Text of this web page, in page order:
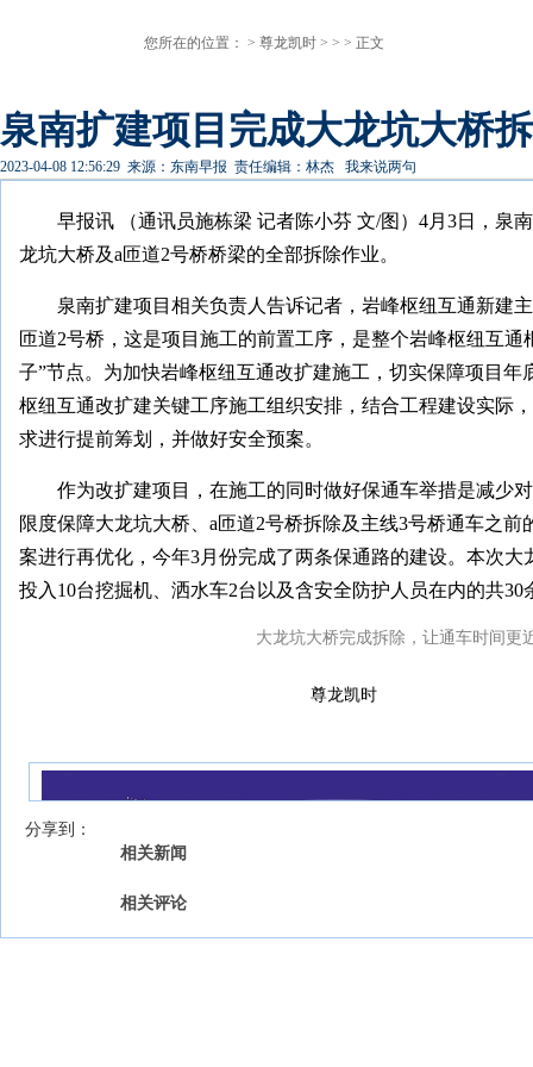
您所在的位置： > 尊龙凯时 > > > 正文
泉南扩建项目完成大龙坑大桥
2023-04-08 12:56:29 来源：东南早报 责任编辑：林杰 我来说两句
早报讯 （通讯员施栋梁 记者陈小芬 文/图）4月3日，泉
龙坑大桥及a匝道2号桥桥梁的全部拆除作业。
泉南扩建项目相关负责人告诉记者，岩峰枢纽互通新建
匝道2号桥，这是项目施工的前置工序，是整个岩峰枢纽互通
子”节点。为加快岩峰枢纽互通改扩建施工，切实保障项目
枢纽互通改扩建关键工序施工组织安排，结合工程建设实际
求进行提前筹划，并做好安全预案。
作为改扩建项目，在施工的同时做好保通车举措是减少
限度保障大龙坑大桥、a匝道2号桥拆除及主线3号桥通车之
案进行再优化，今年3月份完成了两条保通路的建设。本次大
投入10台挖掘机、洒水车2台以及含安全防护人员在内的共
大龙坑大桥完成拆除，让通车时间更
尊龙凯时
分享到：
相关新闻
相关评论